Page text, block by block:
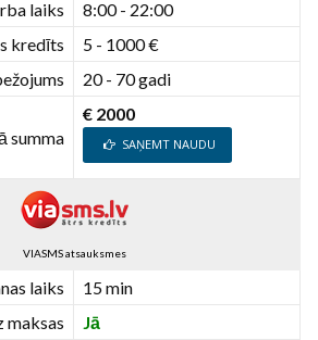
laiks
8:00 - 22:00
kredīts
5 - 1000 €
20 - 70 gadi
summa
€ 2000
SAŅEMT NAUDU
VIASMS atsauksmes
laiks
15 min
maksas
Jā